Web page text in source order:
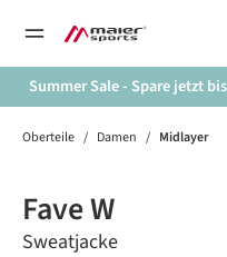
springen
Summer Sale - Spare jetzt
Oberteile / Damen / Midlayer
Fave W
Sweatjacke